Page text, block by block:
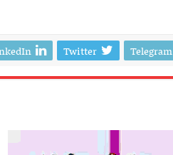
Telegram
Twitter